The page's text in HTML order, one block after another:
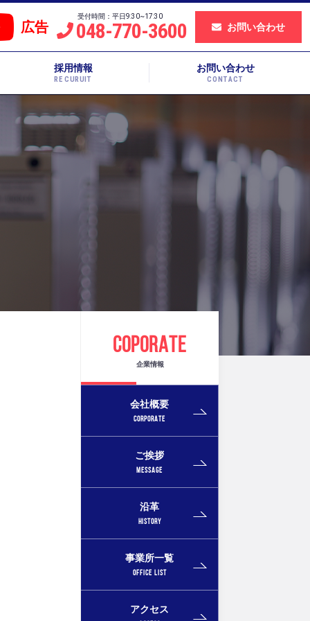
広告
受付時間：平日9:30~17:30
048-770-3600 お問い合わせ
採用情報
RECURUIT
お問い合わせ
CONTACT
COPORATE
企業情報
会社概要
CORPORATE
ご挨拶
MESSAGE
沿革
HISTORY
事業所一覧
OFFICE LIST
アクセス